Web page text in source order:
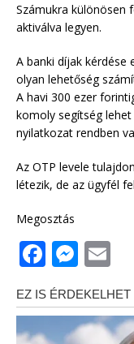
Számukra különösen
aktiválva legyen.
A banki díjak kérdése
olyan lehetőség
A havi 300 ezer
komoly segítség
nyilatkozat rendben
Az OTP levele
létezik, de az ügyfél
Megosztás
F
a
c
e
M
ss
e
ai
l